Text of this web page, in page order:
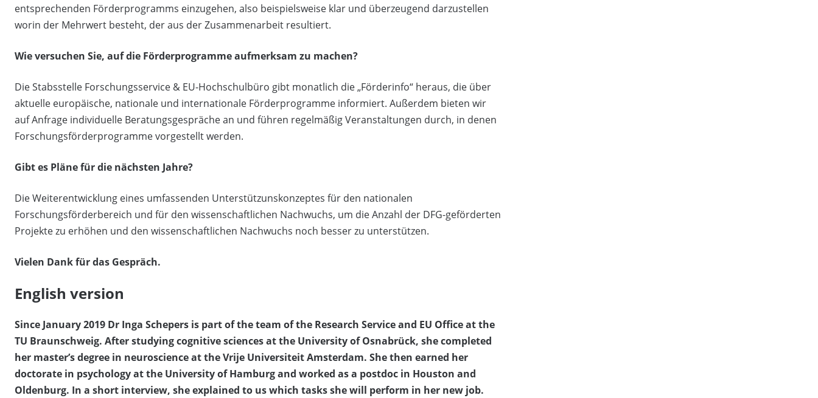
entsprechenden Förderprogramms einzugehen, also beispielsweise klar und überzeugend darzustellen
worin der Mehrwert besteht, der aus der Zusammenarbeit resultiert.
Wie versuchen Sie, auf die Förderprogramme aufmerksam zu machen?
Die Stabsstelle Forschungsservice & EU-Hochschulbüro gibt monatlich die „Förderinfo“ heraus, die über
aktuelle europäische, nationale und internationale Förderprogramme informiert. Außerdem bieten wir
auf Anfrage individuelle Beratungsgespräche an und führen regelmäßig Veranstaltungen durch, in denen
Forschungsförderprogramme vorgestellt werden.
Gibt es Pläne für die nächsten Jahre?
Die Weiterentwicklung eines umfassenden Unterstützunskonzeptes für den nationalen
Forschungsförderbereich und für den wissenschaftlichen Nachwuchs, um die Anzahl der DFG-geförderten
Projekte zu erhöhen und den wissenschaftlichen Nachwuchs noch besser zu unterstützen.
Vielen Dank für das Gespräch.
English version
Since January 2019 Dr Inga Schepers is part of the team of the Research Service and EU Office at the
TU Braunschweig. After studying cognitive sciences at the University of Osnabrück, she completed
her master’s degree in neuroscience at the Vrije Universiteit Amsterdam. She then earned her
doctorate in psychology at the University of Hamburg and worked as a postdoc in Houston and
Oldenburg. In a short interview, she explained to us which tasks she will perform in her new job.